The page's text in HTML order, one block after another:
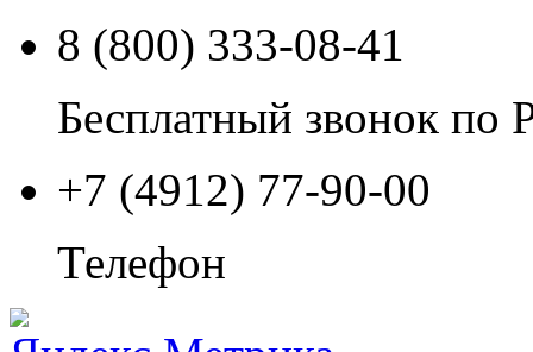
8 (800) 333-08-41
Бесплатный звонок по
+7 (4912) 77-90-00
Телефон